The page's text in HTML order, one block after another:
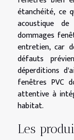
étanchéité, ce
acoustique
dommages
entretien, car
défauts
déperditions
fenêtres PVC
attentive à
habitat.
Les